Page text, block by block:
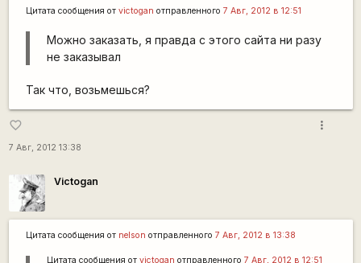
Цитата сообщения от victogan отправленного 7 Авг, 2012 в 12:51
Можно заказать, я правда с этого сайта ни разу
не заказывал
Так что, возьмешься?
favorite_border
7 Авг, 2012 13:38
more_vert
Victogan
Цитата сообщения от nelson отправленного 7 Авг, 2012 в 13:38
Цитата сообщения от victogan отправленного 7 Авг, 2012 в 12:51